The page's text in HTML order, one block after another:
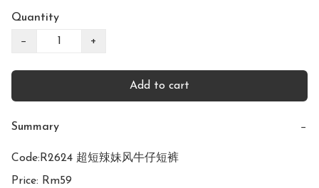
Quantity
− +
Add to cart
Summary −
Code:R2624 超短辣妹风牛仔短裤
Price: Rm59